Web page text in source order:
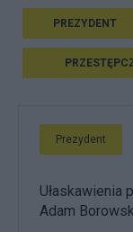
PREZYDENT
Prezydent
Ułaskawienia
Adam